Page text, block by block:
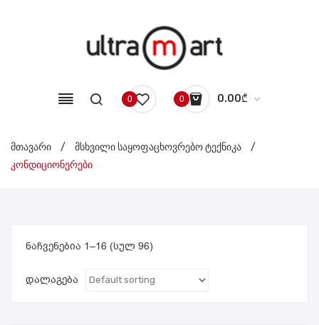
0 0 0.00₾
No products in the cart.
მთავარი / მსხვილი საყოფაცხოვრებო ტექნიკა
/
კონდიციონერები
ნაჩვენებია 1–16 (სულ 96)
დალაგება